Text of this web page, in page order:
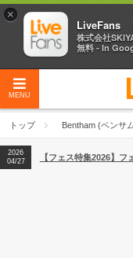
MENU
トップ Bentham (ベンサ
2026
04/27
2026
【ライブ動員ランキン
2026
04/27
【フェス特集2026】フ
×
LiveFans
株式会社
無料 - In